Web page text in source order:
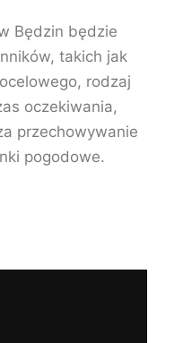
Będzin będzie
takich jak
rodzaj
oczekiwania,
przechowywanie
pogodowe.